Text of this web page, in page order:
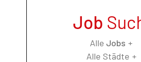
Job
Alle Jobs
Alle Städte